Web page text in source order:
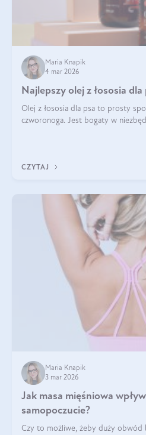
Maria Knapik
4 mar 2026
Najlepszy olej z łososia
Olej z łososia dla psa to prosty
czworonoga. Jest bogaty w
CZYTAJ
Maria Knapik
3 mar 2026
Jak masa mięśniowa
samopoczucie?
Czy to możliwe, żeby duży obwód